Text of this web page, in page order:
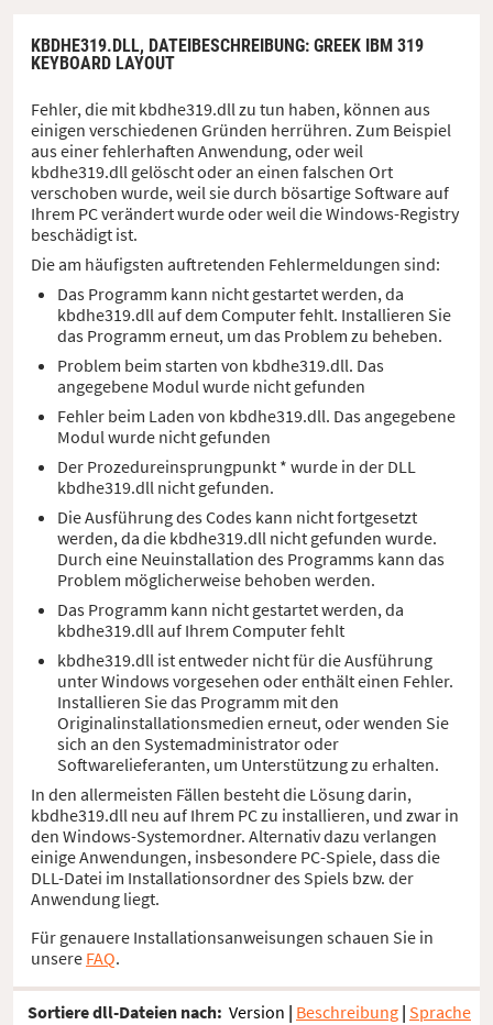
KBDHE319.DLL, DATEIBESCHREIBUNG: GREEK IBM 319
KEYBOARD LAYOUT
Fehler, die mit kbdhe319.dll zu tun haben, können aus
einigen verschiedenen Gründen herrühren. Zum Beispiel
aus einer fehlerhaften Anwendung, oder weil
kbdhe319.dll gelöscht oder an einen falschen Ort
verschoben wurde, weil sie durch bösartige Software auf
Ihrem PC verändert wurde oder weil die Windows-Registry
beschädigt ist.
Die am häufigsten auftretenden Fehlermeldungen sind:
Das Programm kann nicht gestartet werden, da
kbdhe319.dll auf dem Computer fehlt. Installieren Sie
das Programm erneut, um das Problem zu beheben.
Problem beim starten von kbdhe319.dll. Das
angegebene Modul wurde nicht gefunden
Fehler beim Laden von kbdhe319.dll. Das angegebene
Modul wurde nicht gefunden
Der Prozedureinsprungpunkt * wurde in der DLL
kbdhe319.dll nicht gefunden.
Die Ausführung des Codes kann nicht fortgesetzt
werden, da die kbdhe319.dll nicht gefunden wurde.
Durch eine Neuinstallation des Programms kann das
Problem möglicherweise behoben werden.
Das Programm kann nicht gestartet werden, da
kbdhe319.dll auf Ihrem Computer fehlt
kbdhe319.dll ist entweder nicht für die Ausführung
unter Windows vorgesehen oder enthält einen Fehler.
Installieren Sie das Programm mit den
Originalinstallationsmedien erneut, oder wenden Sie
sich an den Systemadministrator oder
Softwarelieferanten, um Unterstützung zu erhalten.
In den allermeisten Fällen besteht die Lösung darin,
kbdhe319.dll neu auf Ihrem PC zu installieren, und zwar in
den Windows-Systemordner. Alternativ dazu verlangen
einige Anwendungen, insbesondere PC-Spiele, dass die
DLL-Datei im Installationsordner des Spiels bzw. der
Anwendung liegt.
Für genauere Installationsanweisungen schauen Sie in
unsere FAQ.
Sortiere dll-Dateien nach: Version | Beschreibung | Sprache